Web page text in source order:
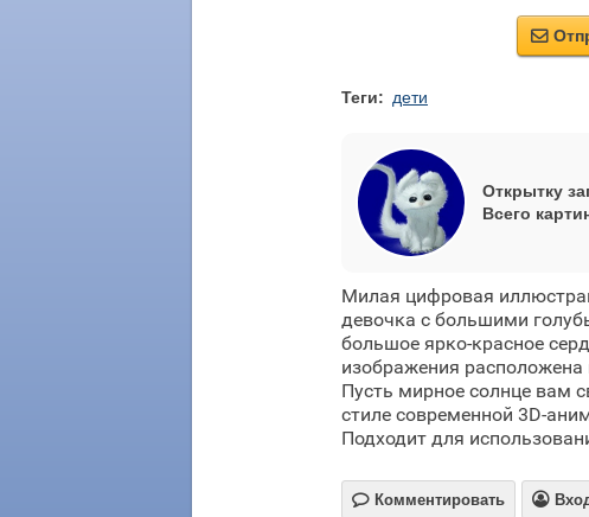

Теги: дети
Открытку
Всего
Милая цифровая
девочка с большими
большое ярко-красное
изображения
Пусть мирное солнце вам
стиле современной 3D-
Подходит для
 Комментировать 